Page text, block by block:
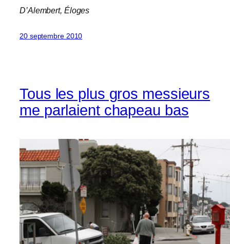
D’Alembert, Éloges
20 septembre 2010
Tous les plus gros messieurs
me parlaient chapeau bas